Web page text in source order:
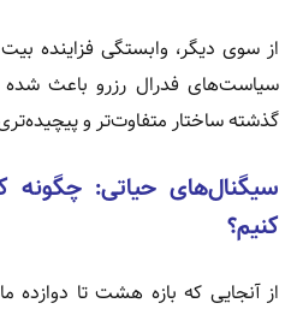
از سوی دیگر، وابستگی فزاینده
سیاست‌های فدرال رزرو باعث
گذشته ساختار متفاوت‌تر و
سیگنال‌های حیاتی: چگونه
کنیم؟
از آنجایی که بازه هشت تا